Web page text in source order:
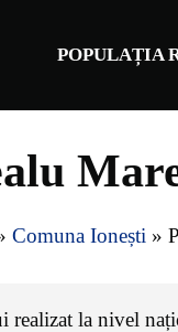
POPULAȚIA
Comuna Ionești »
realizat la nivel